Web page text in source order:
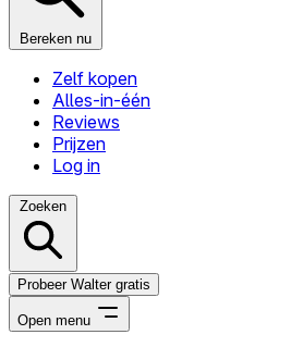
Bereken nu
Zelf kopen
Alles-in-één
Reviews
Prijzen
Log in
Zoeken
Probeer Walter gratis
Open menu